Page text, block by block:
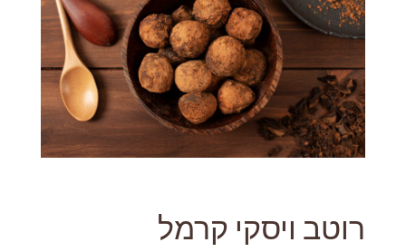
רוטב ויסקי קרמל